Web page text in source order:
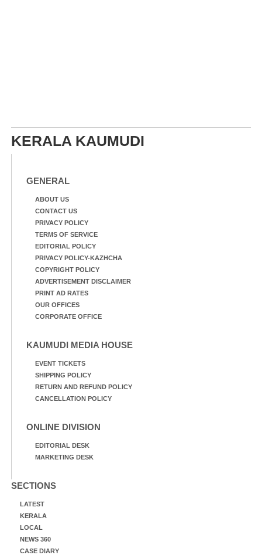
KERALA KAUMUDI
GENERAL
ABOUT US
CONTACT US
PRIVACY POLICY
TERMS OF SERVICE
EDITORIAL POLICY
PRIVACY POLICY-KAZHCHA
COPYRIGHT POLICY
ADVERTISEMENT DISCLAIMER
PRINT AD RATES
OUR OFFICES
CORPORATE OFFICE
KAUMUDI MEDIA HOUSE
EVENT TICKETS
SHIPPING POLICY
RETURN AND REFUND POLICY
CANCELLATION POLICY
ONLINE DIVISION
EDITORIAL DESK
MARKETING DESK
SECTIONS
LATEST
KERALA
LOCAL
NEWS 360
CASE DIARY